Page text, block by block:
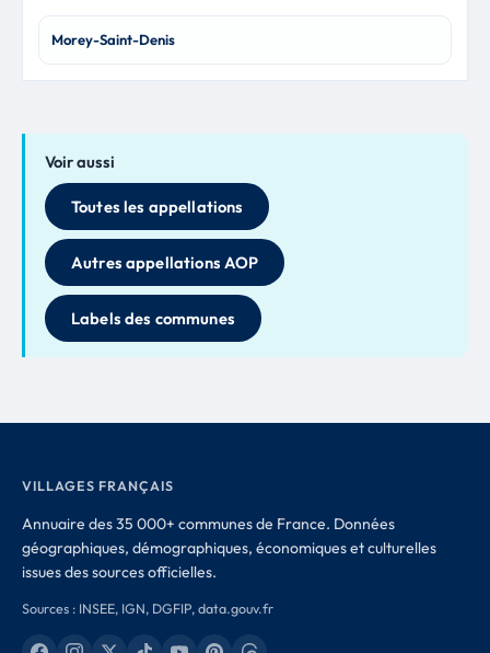
Morey-Saint-Denis
Voir aussi
Toutes les appellations
Autres appellations AOP
Labels des communes
VILLAGES FRANÇAIS
Annuaire des 35 000+ communes de France. Données
géographiques, démographiques, économiques et culturelles
issues des sources officielles.
Sources : INSEE, IGN, DGFIP, data.gouv.fr